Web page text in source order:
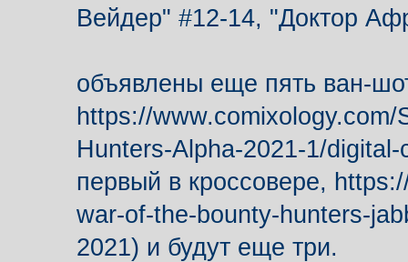
Вейдер" #12-14, "Доктор
объявлены еще пять ван-
https://
Hunters-Alpha-2021-1/
первый в кроссовере,
war-of-the-bounty-hunters-
2021) и будут еще три.